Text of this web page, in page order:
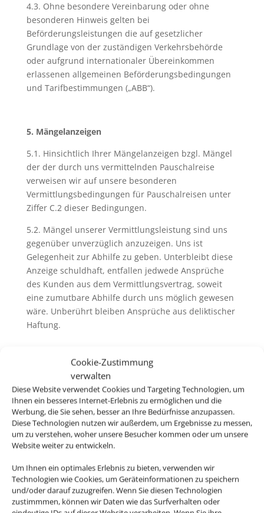
Cookie-Zustimmung
verwalten
Diese Website verwendet Cookies und Targeting Technologien, um
Ihnen ein besseres Internet-Erlebnis zu ermöglichen und die
Werbung, die Sie sehen, besser an Ihre Bedürfnisse anzupassen.
Diese Technologien nutzen wir außerdem, um Ergebnisse zu messen,
um zu verstehen, woher unsere Besucher kommen oder um unsere
Website weiter zu entwickeln.
Um Ihnen ein optimales Erlebnis zu bieten, verwenden wir
Technologien wie Cookies, um Geräteinformationen zu speichern
und/oder darauf zuzugreifen. Wenn Sie diesen Technologien
zustimmmen, können wir Daten wie das Surfverhalten oder
4.3. Ohne besondere Vereinbarung oder ohne
besonderen Hinweis gelten bei
Beförderungsleistungen die auf gesetzlicher
Grundlage von der zuständigen Verkehrsbehörde
oder aufgrund internationaler Übereinkommen
erlassenen allgemeinen Beförderungsbedingungen
und Tarifbestimmungen („ABB“).
5. Mängelanzeigen
5.1. Hinsichtlich Ihrer Mängelanzeigen bzgl. Mängel
der der durch uns vermittelnden Pauschalreise
verweisen wir auf unsere besonderen
Vermittlungsbedingungen für Pauschalreisen unter
Ziffer C.2 dieser Bedingungen.
5.2. Mängel unserer Vermittlungsleistung sind uns
gegenüber unverzüglich anzuzeigen. Uns ist
Gelegenheit zur Abhilfe zu geben. Unterbleibt diese
Anzeige schuldhaft, entfallen jedwede Ansprüche
des Kunden aus dem Vermittlungsvertrag, soweit
eine zumutbare Abhilfe durch uns möglich gewesen
wäre. Unberührt bleiben Ansprüche aus deliktischer
Haftung.
6. Pass-, Visa und gesundheitspolizeiliche
Formalitäten
6.1. Bei der Buchung von Pauschalreisen werden Sie
von uns und ggfs. vom Reiseveranstalter über
allgemeine Pass- und Visumserfordernisse des
Bestimmungslandes, sowie die ungefähren Fristen
gesundheitspolizeiliche Formalitäten unterrichtet.
6.2. Soweit mit Ihnen nicht ausdrücklich vereinbart,
sind Sie für die Einhaltung dieser Pass- und